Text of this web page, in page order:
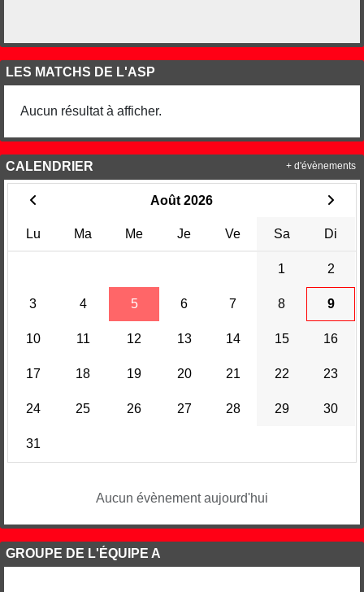
LES MATCHS DE L'ASP
Aucun résultat à afficher.
CALENDRIER
Août 2026
Lu Ma Me Je Ve Sa Di
1 2
3 4 5 6 7 8 9
10 11 12 13 14 15 16
17 18 19 20 21 22 23
24 25 26 27 28 29 30
31
Aucun évènement aujourd'hui
+ d'évènements
GROUPE DE L'ÉQUIPE A